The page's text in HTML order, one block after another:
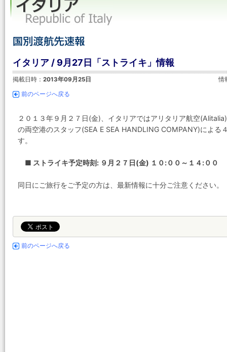
イタリア / 9月27日「ストライキ」情報
掲載日時： 2013年09月25日 情
前のページへ戻る
２０１３年９月２７日(金)、イタリアではアリタリア航空
の両空港のスタッフ(SEA E SEA HANDLING COMPANY)による
す。
■ ストライキ予定時刻: ９月２７日(金) １０:００～１４:００
同日にご旅行をご予定の方は、最新情報に十分ご注意ください。
前のページへ戻る